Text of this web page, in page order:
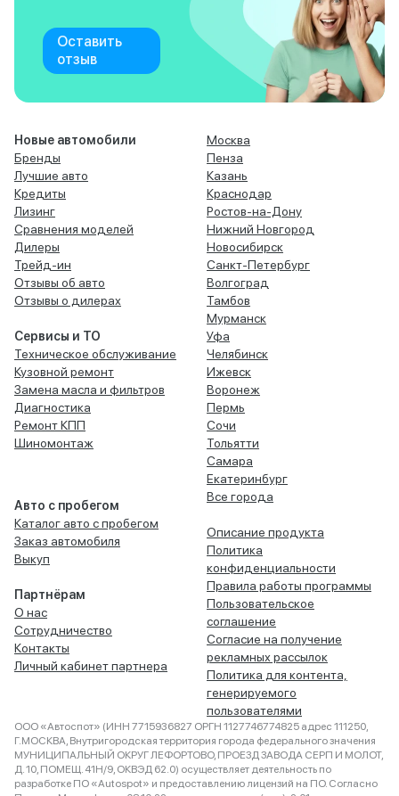
Оставить
отзыв
Новые автомобили
Бренды
Лучшие авто
Кредиты
Лизинг
Сравнения моделей
Дилеры
Трейд-ин
Отзывы об авто
Отзывы о дилерах
Сервисы и ТО
Техническое обслуживание
Кузовной ремонт
Замена масла и фильтров
Диагностика
Ремонт КПП
Шиномонтаж
Авто с пробегом
Каталог авто с пробегом
Заказ автомобиля
Выкуп
Партнёрам
О нас
Сотрудничество
Контакты
Личный кабинет партнера
Москва
Пенза
Казань
Краснодар
Ростов-на-Дону
Нижний Новгород
Новосибирск
Санкт-Петербург
Волгоград
Тамбов
Мурманск
Уфа
Челябинск
Ижевск
Воронеж
Пермь
Сочи
Тольятти
Самара
Екатеринбург
Все города
Описание продукта
Политика
конфиденциальности
Правила работы программы
Пользовательское
соглашение
Согласие на получение
рекламных рассылок
Политика для контента,
генерируемого
пользователями
ООО «Автоспот» (ИНН 7715936827 ОРГН 1127746774825 адрес 111250,
Г.МОСКВА, Внутригородская территория города федерального значения
МУНИЦИПАЛЬНЫЙ ОКРУГ ЛЕФОРТОВО, ПРОЕЗД ЗАВОДА СЕРП И МОЛОТ,
Д. 10, ПОМЕЩ. 41Н/9, ОКВЭД 62.0) осуществляет деятельность по
разработке ПО «Autospot» и предоставлению лицензий на ПО. Согласно